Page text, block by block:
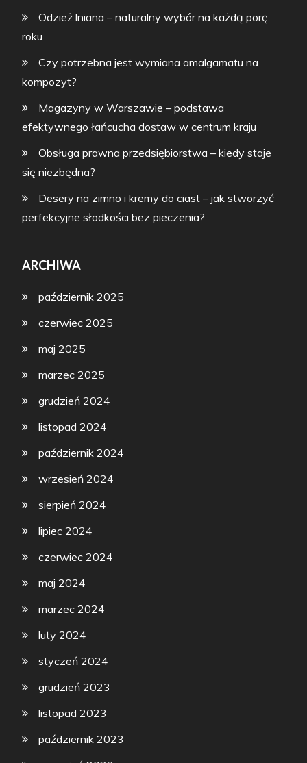
Odzież lniana – naturalny wybór na każdą porę
roku
Czy potrzebna jest wymiana amalgamatu na
kompozyt?
Magazyny w Warszawie – podstawa
efektywnego łańcucha dostaw w centrum kraju
Obsługa prawna przedsiębiorstwa – kiedy staje
się niezbędna?
Desery na zimno i kremy do ciast – jak stworzyć
perfekcyjne słodkości bez pieczenia?
ARCHIWA
październik 2025
czerwiec 2025
maj 2025
marzec 2025
grudzień 2024
listopad 2024
październik 2024
wrzesień 2024
sierpień 2024
lipiec 2024
czerwiec 2024
maj 2024
marzec 2024
luty 2024
styczeń 2024
grudzień 2023
listopad 2023
październik 2023